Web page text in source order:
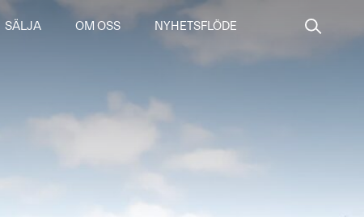
SÄLJA OM OSS NYHETSFLÖDE